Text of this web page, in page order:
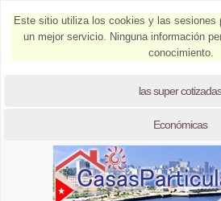
Este sitio utiliza los cookies y las sesiones
un mejor servicio. Ninguna información
conocimiento.
las super cotizadas
Económicas